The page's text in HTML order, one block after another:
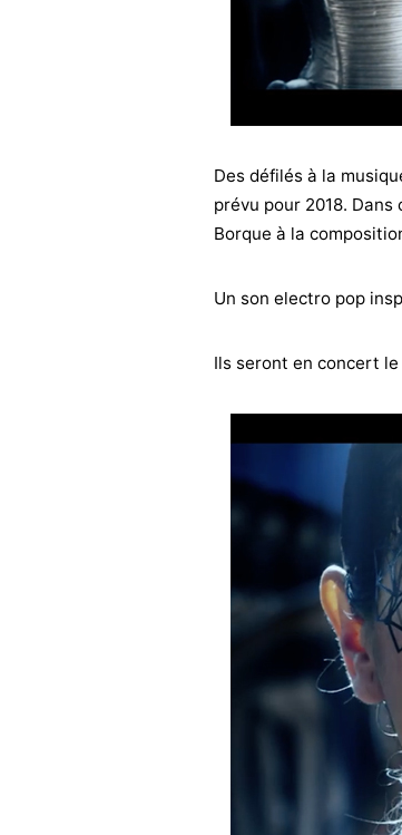
Des défilés à la
prévu pour 2018.
Borque à la
Un son electro pop
Ils seront en concert